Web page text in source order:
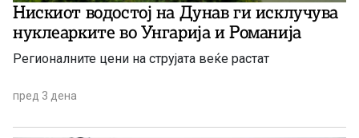
Нискиот водостој на Дунав ги исклучува
нуклеарките во Унгарија и Романија
Регионалните цени на струјата веќе растат
пред 3 дена